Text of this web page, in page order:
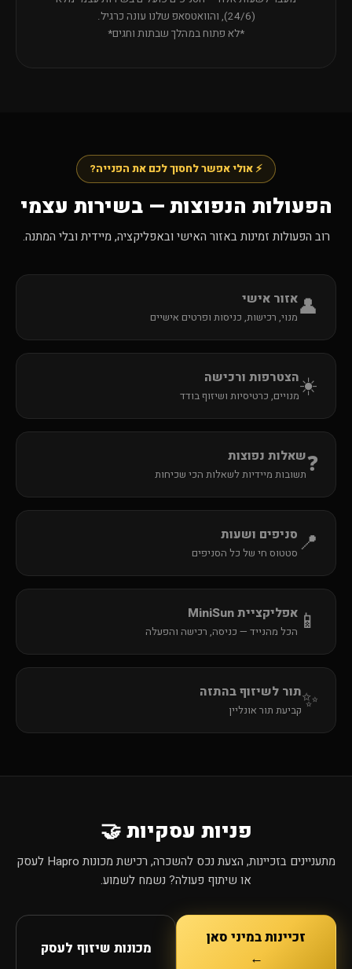
(24/6), והוואטסאפ שלנו עונה כרגיל.
*לא פתוח במהלך שבתות וחגים*
⚡ אולי אפשר לחסוך לכם את הפנייה?
הפעולות הנפוצות — בשירות עצמי
רוב הפעולות זמינות באזור האישי ובאפליקציה, מיידית ובלי המתנה.
👤אזור אישי
מנוי, רכישות, כניסות ופרטים אישיים
☀️הצטרפות ורכישה
מנויים, כרטיסיות ושיזוף בודד
❓שאלות נפוצות
תשובות מיידיות לשאלות הכי שכיחות
📍 סניפים ושעות
סטטוס חי של כל הסניפים
📱 אפליקציית MiniSun
הכל מהנייד — כניסה, רכישה והפעלה
✨תור לשיזוף בהתזה
קביעת תור אונליין
פניות עסקיות 🤝
מתעניינים בזכיינות, הצעת נכס להשכרה, רכישת מכונות Hapro לעסק
או שיתוף פעולה? נשמח לשמוע.
זכיינות במיני סאן
←
מכונות שיזוף לעסק